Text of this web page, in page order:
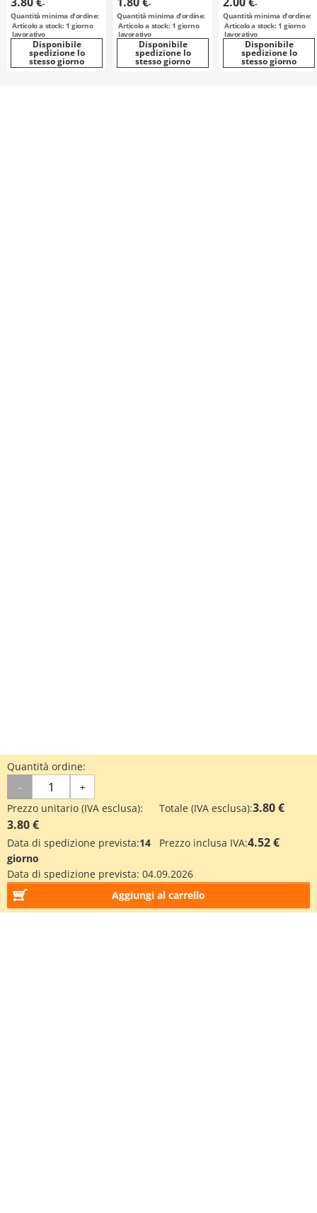
-
Quantità minima d'ordine:
Articolo a stock: 1 giorno
lavorativo
Disponibile
spedizione lo
stesso giorno
-
Quantità minima d'ordine:
Articolo a stock: 1 giorno
lavorativo
Disponibile
spedizione lo
stesso giorno
-
Quantità minima d'ordine:
Articolo a stock: 1 giorno
lavorativo
Disponibile
spedizione lo
stesso giorno
Quantità ordine:
- +
Prezzo unitario (IVA esclusa):
3.80 €
Totale (IVA esclusa):3.80 €
Data di spedizione prevista:14
giorno
Prezzo inclusa IVA:4.52 €
Data di spedizione prevista: 04.09.2026
Aggiungi al carrello